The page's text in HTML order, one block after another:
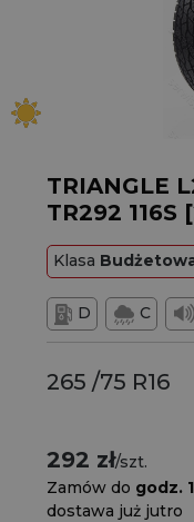
TRIANGLE
TR292 116S
Klasa
D C
265 /75 R16
292 zł/szt.
Zamów do godz.
dostawa już jutro